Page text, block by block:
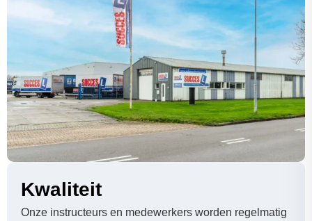
Kwaliteit
Onze instructeurs en medewerkers worden regelmatig